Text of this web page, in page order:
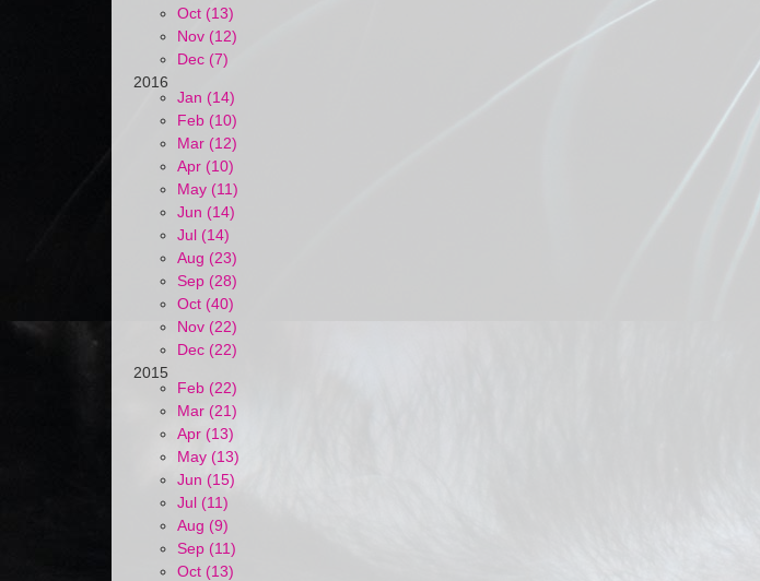
Oct (13)
Nov (12)
Dec (7)
2016
Jan (14)
Feb (10)
Mar (12)
Apr (10)
May (11)
Jun (14)
Jul (14)
Aug (23)
Sep (28)
Oct (40)
Nov (22)
Dec (22)
2015
Feb (22)
Mar (21)
Apr (13)
May (13)
Jun (15)
Jul (11)
Aug (9)
Sep (11)
Oct (13)